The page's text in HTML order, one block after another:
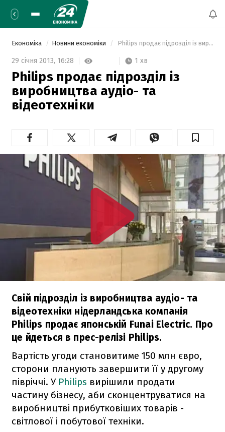
Економіка Новини економіки Philips продає підрозділ із виробництва аудіо- та відеотехніки
29 січня 2013, 16:28 1 хв
Philips продає підрозділ із
виробництва аудіо- та
відеотехніки
Свій підрозділ із виробництва аудіо- та
відеотехніки нідерландська компанія
Philips продає японській Funai Electric. Про
це йдеться в прес-релізі Philips.
Вартість угоди становитиме 150 млн євро,
сторони планують завершити її у другому
півріччі. У Philips вирішили продати
частину бізнесу, аби сконцентруватися на
виробництві прибутковіших товарів -
світлової і побутової техніки.